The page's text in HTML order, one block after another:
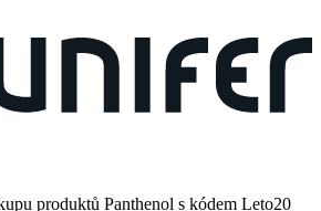
produktů Panthenol s kódem Leto20